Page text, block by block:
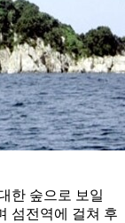
한 숲으로 보일
섬전역에 걸쳐 후